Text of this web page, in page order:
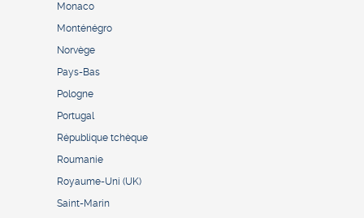
Monaco
Monténégro
Norvège
Pays-Bas
Pologne
Portugal
République tchèque
Roumanie
Royaume-Uni (UK)
Saint-Marin